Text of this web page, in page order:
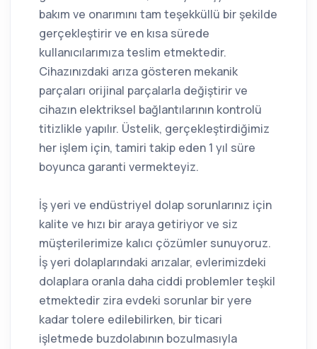
bakım ve onarımını tam teşekküllü bir şekilde
gerçekleştirir ve en kısa sürede
kullanıcılarımıza teslim etmektedir.
Cihazınızdaki arıza gösteren mekanik
parçaları orijinal parçalarla değiştirir ve
cihazın elektriksel bağlantılarının kontrolü
titizlikle yapılır. Üstelik, gerçekleştirdiğimiz
her işlem için, tamiri takip eden 1 yıl süre
boyunca garanti vermekteyiz.
İş yeri ve endüstriyel dolap sorunlarınız için
kalite ve hızı bir araya getiriyor ve siz
müşterilerimize kalıcı çözümler sunuyoruz.
İş yeri dolaplarındaki arızalar, evlerimizdeki
dolaplara oranla daha ciddi problemler teşkil
etmektedir zira evdeki sorunlar bir yere
kadar tolere edilebilirken, bir ticari
işletmede buzdolabının bozulmasıyla